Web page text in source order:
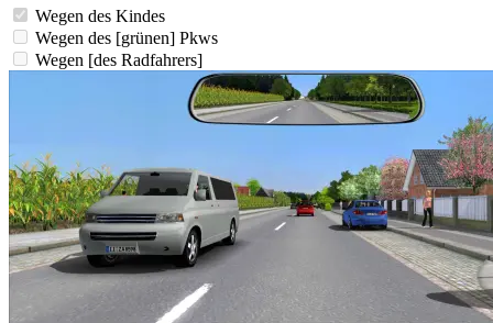
Wegen des Kindes
Wegen des [grünen] Pkws
Wegen [des Radfahrers]